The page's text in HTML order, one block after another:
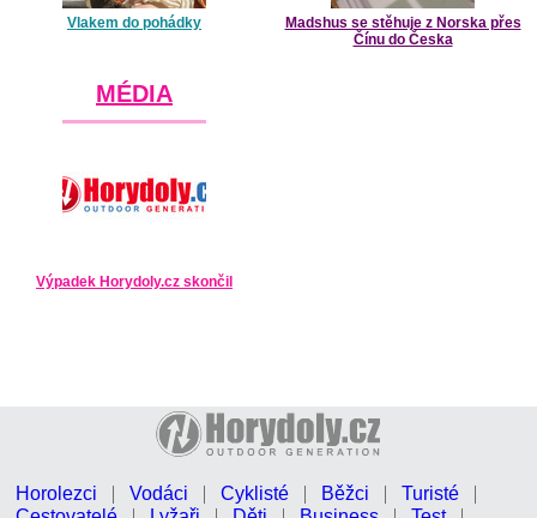
Vlakem do pohádky
Madshus se stěhuje z Norska přes
Čínu do Česka
MÉDIA
Výpadek Horydoly.cz skončil
Horolezci Vodáci Cyklisté Běžci
Turisté